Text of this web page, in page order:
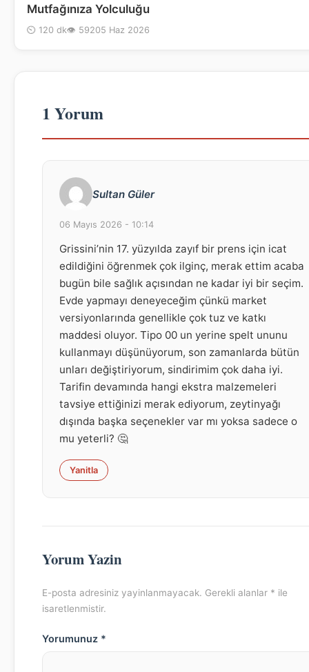
Mutfağınıza Yolculuğu
⏲ 120 dk👁 59205 Haz 2026
1 Yorum
Sultan Güler
06 Mayıs 2026 - 10:14
Grissini’nin 17. yüzyılda zayıf bir prens için icat
edildiğini öğrenmek çok ilginç, merak ettim acaba
bugün bile sağlık açısından ne kadar iyi bir seçim.
Evde yapmayı deneyeceğim çünkü market
versiyonlarında genellikle çok tuz ve katkı
maddesi oluyor. Tipo 00 un yerine spelt ununu
kullanmayı düşünüyorum, son zamanlarda bütün
unları değiştiriyorum, sindirimim çok daha iyi.
Tarifin devamında hangi ekstra malzemeleri
tavsiye ettiğinizi merak ediyorum, zeytinyağı
dışında başka seçenekler var mı yoksa sadece o
mu yeterli? 🤔
Yanitla
Yorum Yazin
E-posta adresiniz yayinlanmayacak. Gerekli alanlar * ile
isaretlenmistir.
Yorumunuz *